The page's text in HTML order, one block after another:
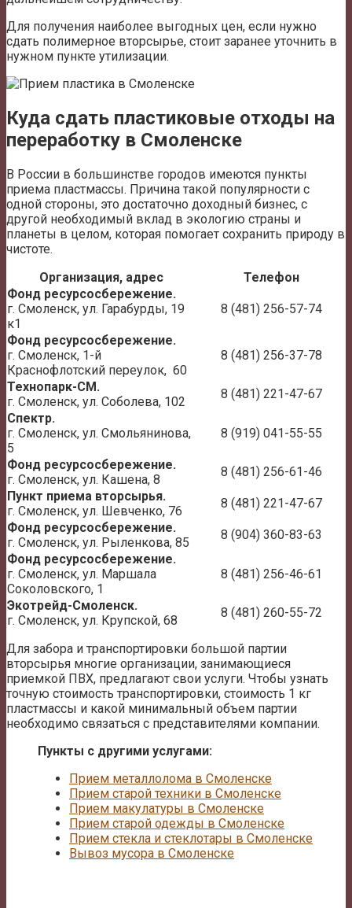
Для получения наиболее выгодных цен, если нужно
сдать полимерное вторсырье, стоит заранее уточнить в
нужном пункте утилизации.
Куда сдать пластиковые отходы на
переработку в Смоленске
В России в большинстве городов имеются пункты
приема пластмассы. Причина такой популярности с
одной стороны, это достаточно доходный бизнес, с
другой необходимый вклад в экологию страны и
планеты в целом, которая помогает сохранить природу в
чистоте.
Организация, адрес
Телефон
Фонд ресурсосбережение.
г. Смоленск, ул. Гарабурды, 19
к1
8 (481) 256-57-74
Фонд ресурсосбережение.
г. Смоленск, 1-й
Краснофлотский переулок, 60
8 (481) 256-37-78
Технопарк-СМ.
г. Смоленск, ул. Соболева, 102
8 (481) 221-47-67
Спектр.
г. Смоленск, ул. Смольянинова,
5
8 (919) 041-55-55
Фонд ресурсосбережение.
г. Смоленск, ул. Кашена, 8
8 (481) 256-61-46
Пункт приема вторсырья.
г. Смоленск, ул. Шевченко, 76
8 (481) 221-47-67
Фонд ресурсосбережение.
г. Смоленск, ул. Рыленкова, 85
8 (904) 360-83-63
Фонд ресурсосбережение.
г. Смоленск, ул. Маршала
Соколовского, 1
8 (481) 256-46-61
Экотрейд-Смоленск.
г. Смоленск, ул. Крупской, 68
8 (481) 260-55-72
Для забора и транспортировки большой партии
вторсырья многие организации, занимающиеся
приемкой ПВХ, предлагают свои услуги. Чтобы узнать
точную стоимость транспортировки, стоимость 1 кг
пластмассы и какой минимальный объем партии
необходимо связаться с представителями компании.
Пункты с другими услугами:
Прием металлолома в Смоленске
Прием старой техники в Смоленске
Прием макулатуры в Смоленске
Прием старой одежды в Смоленске
Прием стекла и стеклотары в Смоленске
Вывоз мусора в Смоленске